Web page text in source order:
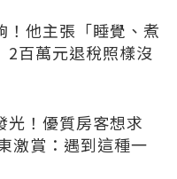
！他主張「睡覺、煮
2百萬元退稅照樣沒
光！優質房客想求
激賞：遇到這種一